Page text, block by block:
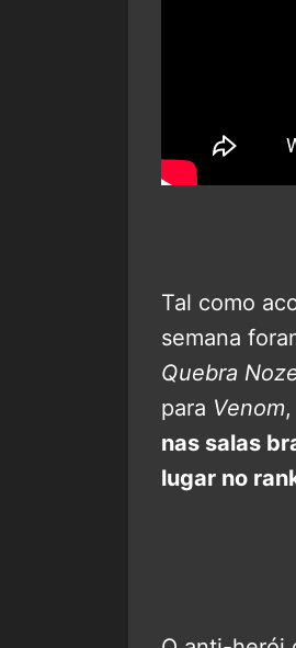
Tal como
semana
Quebra
para Venom
nas salas
lugar no